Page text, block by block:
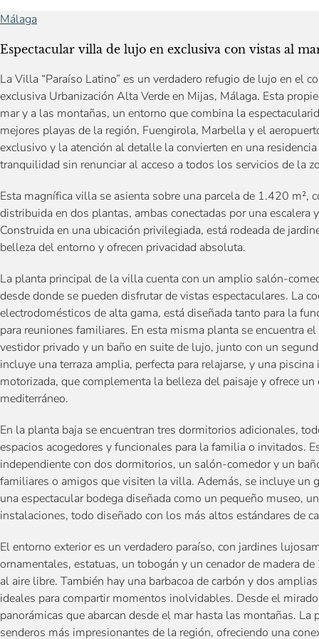
Málaga
Espectacular villa de lujo en exclusiva con vistas al
La Villa “Paraíso Latino” es un verdadero refugio de lujo en el
exclusiva Urbanización Alta Verde en Mijas, Málaga. Esta
mar y a las montañas, un entorno que combina la
mejores playas de la región, Fuengirola, Marbella y el
exclusivo y la atención al detalle la convierten en una
tranquilidad sin renunciar al acceso a todos los servicios de la
Esta magnífica villa se asienta sobre una parcela de 1.420 m²,
distribuida en dos plantas, ambas conectadas por una escalera
Construida en una ubicación privilegiada, está rodeada de
belleza del entorno y ofrecen privacidad absoluta.
La planta principal de la villa cuenta con un amplio salón-
desde donde se pueden disfrutar de vistas espectaculares. La
electrodomésticos de alta gama, está diseñada tanto para la
para reuniones familiares. En esta misma planta se encuentra
vestidor privado y un baño en suite de lujo, junto con un
incluye una terraza amplia, perfecta para relajarse, y una
motorizada, que complementa la belleza del paisaje y ofrece
mediterráneo.
En la planta baja se encuentran tres dormitorios adicionales,
espacios acogedores y funcionales para la familia o invitados.
independiente con dos dormitorios, un salón-comedor y un
familiares o amigos que visiten la villa. Además, se incluye un
una espectacular bodega diseñada como un pequeño museo,
instalaciones, todo diseñado con los más altos estándares de
El entorno exterior es un verdadero paraíso, con jardines
ornamentales, estatuas, un tobogán y un cenador de madera
al aire libre. También hay una barbacoa de carbón y dos
ideales para compartir momentos inolvidables. Desde el
panorámicas que abarcan desde el mar hasta las montañas.
senderos más impresionantes de la región, ofreciendo una